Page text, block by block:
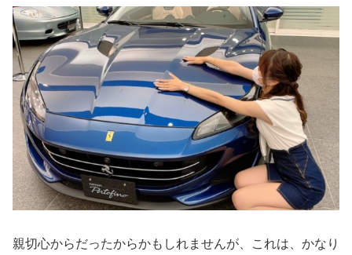
親切心からだったからかもしれませんが、これは、かなり